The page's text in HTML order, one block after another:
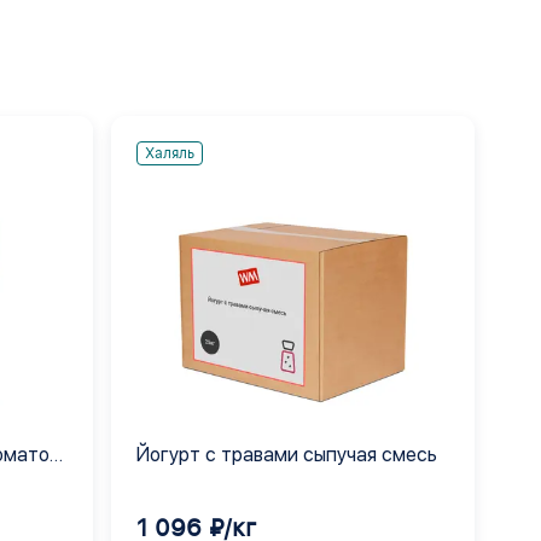
Халяль
Йогурт с травами сыпучая смесь
1 096 ₽/кг